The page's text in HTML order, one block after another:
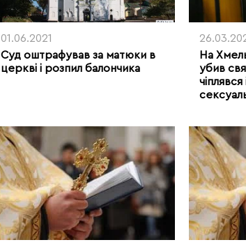
01.06.2021
Суд оштрафував за матюки в
церкві і розпил балончика
На
убив